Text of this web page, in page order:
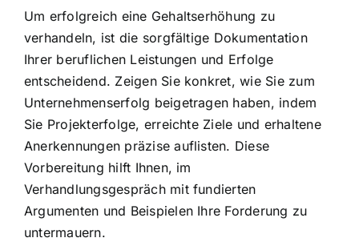
Um erfolgreich eine Gehaltserhöhung zu
verhandeln, ist die sorgfältige Dokumentation
Ihrer beruflichen Leistungen und Erfolge
entscheidend. Zeigen Sie konkret, wie Sie zum
Unternehmenserfolg beigetragen haben, indem
Sie Projekterfolge, erreichte Ziele und erhaltene
Anerkennungen präzise auflisten. Diese
Vorbereitung hilft Ihnen, im
Verhandlungsgespräch mit fundierten
Argumenten und Beispielen Ihre Forderung zu
untermauern.